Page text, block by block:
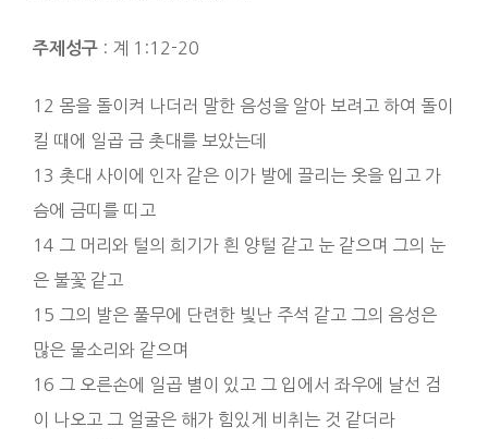
주제성구 : 계 1:12-20
12 몸을 돌이켜 나더러 말한 음성을 알아 보려고 하여 돌이
킬 때에 일곱 금 촛대를 보았는데
13 촛대 사이에 인자 같은 이가 발에 끌리는 옷을 입고 가
슴에 금띠를 띠고
14 그 머리와 털의 희기가 흰 양털 같고 눈 같으며 그의 눈
은 불꽃 같고
15 그의 발은 풀무에 단련한 빛난 주석 같고 그의 음성은
많은 물소리와 같으며
16 그 오른손에 일곱 별이 있고 그 입에서 좌우에 날선 검
이 나오고 그 얼굴은 해가 힘있게 비취는 것 같더라